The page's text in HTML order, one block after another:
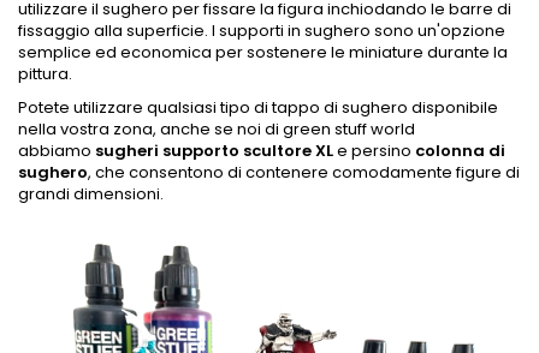
utilizzare il sughero per fissare la figura inchiodando le barre di
fissaggio alla superficie. I supporti in sughero sono un'opzione
semplice ed economica per sostenere le miniature durante la
pittura.
Potete utilizzare qualsiasi tipo di tappo di sughero disponibile
nella vostra zona, anche se noi di green stuff world
abbiamo sugheri supporto scultore XLe persino colonna di
sughero, che consentono di contenere comodamente figure di
grandi dimensioni.